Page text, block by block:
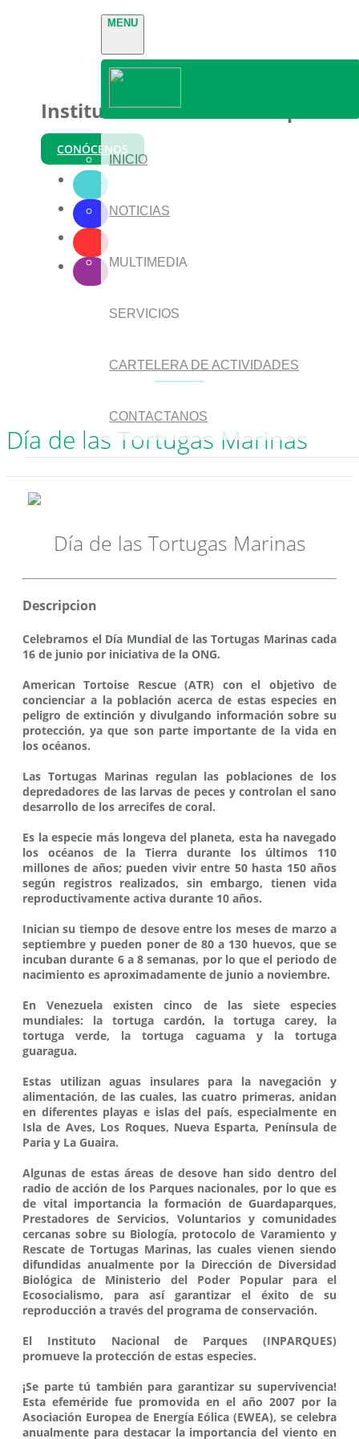
MENU
INICIO
NOTICIAS
MULTIMEDIA
SERVICIOS
CARTELERA DE ACTIVIDADES
CONTACTANOS
Instituto Nacional de Parques
CONÓCENOS
Día de las Tortugas Marinas
Día de las Tortugas Marinas
Descripcion
Celebramos el Día Mundial de las Tortugas Marinas cada
16 de junio por iniciativa de la ONG.
American Tortoise Rescue (ATR) con el objetivo de
concienciar a la población acerca de estas especies en
peligro de extinción y divulgando información sobre su
protección, ya que son parte importante de la vida en
los océanos.
Las Tortugas Marinas regulan las poblaciones de los
depredadores de las larvas de peces y controlan el sano
desarrollo de los arrecifes de coral.
Es la especie más longeva del planeta, esta ha navegado
los océanos de la Tierra durante los últimos 110
millones de años; pueden vivir entre 50 hasta 150 años
según registros realizados, sin embargo, tienen vida
reproductivamente activa durante 10 años.
Inician su tiempo de desove entre los meses de marzo a
septiembre y pueden poner de 80 a 130 huevos, que se
incuban durante 6 a 8 semanas, por lo que el periodo de
nacimiento es aproximadamente de junio a noviembre.
En Venezuela existen cinco de las siete especies
mundiales: la tortuga cardón, la tortuga carey, la
tortuga verde, la tortuga caguama y la tortuga
guaragua.
Estas utilizan aguas insulares para la navegación y
alimentación, de las cuales, las cuatro primeras, anidan
en diferentes playas e islas del país, especialmente en
Isla de Aves, Los Roques, Nueva Esparta, Península de
Paria y La Guaira.
Algunas de estas áreas de desove han sido dentro del
radio de acción de los Parques nacionales, por lo que es
de vital importancia la formación de Guardaparques,
Prestadores de Servicios, Voluntarios y comunidades
cercanas sobre su Biología, protocolo de Varamiento y
Rescate de Tortugas Marinas, las cuales vienen siendo
difundidas anualmente por la Dirección de Diversidad
Biológica de Ministerio del Poder Popular para el
Ecosocialismo, para así garantizar el éxito de su
reproducción a través del programa de conservación.
El Instituto Nacional de Parques (INPARQUES)
promueve la protección de estas especies.
¡Se parte tú también para garantizar su supervivencia!
Esta efeméride fue promovida en el año 2007 por la
Asociación Europea de Energía Eólica (EWEA), se celebra
anualmente para destacar la importancia del viento en